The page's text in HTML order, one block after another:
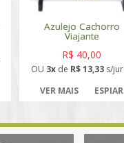
Azulejo Cachorro
Viajante
R$ 40,00
OU 3xde R$ 13,33s/
VER MAIS
ESPIAR